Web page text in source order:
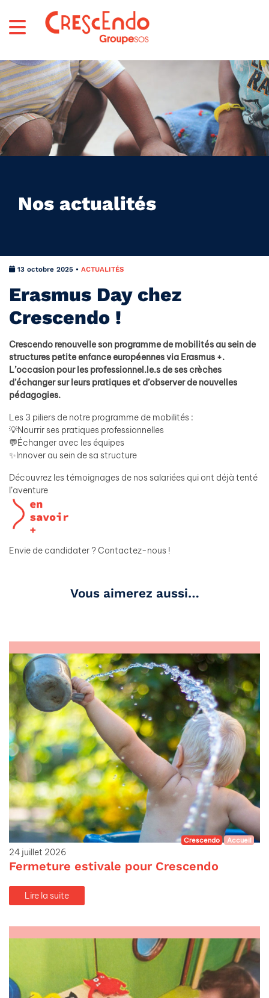
Nos actualités
13 octobre 2025 • ACTUALITÉS
Erasmus Day chez
Crescendo !
Crescendo renouvelle son programme de mobilités au sein de
structures petite enfance européennes via Erasmus +.
L’occasion pour les professionnel.le.s de ses crèches
d’échanger sur leurs pratiques et d’observer de nouvelles
pédagogies.
Les 3 piliers de notre programme de mobilités :
💡Nourrir ses pratiques professionnelles
💬Échanger avec les équipes
✨Innover au sein de sa structure
Découvrez les témoignages de nos salariées qui ont déjà tenté
l’aventure
Envie de candidater ? Contactez-nous !
Vous aimerez aussi…
Crescendo Accueil
24 juillet 2026
Fermeture estivale pour Crescendo
Lire la suite